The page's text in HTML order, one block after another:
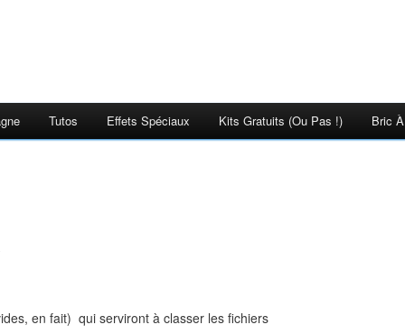
Tutos Effets Spéciaux Kits Gratuits (ou Pas !) Bric
en fait) qui serviront à classer les fichiers